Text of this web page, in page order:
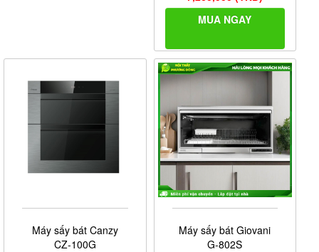
MUA NGAY
Máy sấy bát Canzy
CZ-100G
Máy sấy bát Giovani
G-802S